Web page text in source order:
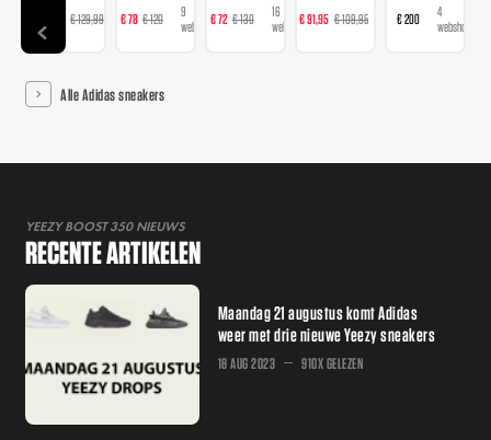
€ 129,99
14
webshops
€ 78 € 120
9
webshops€ 72 € 130
16
webshops€ 91,95 € 109,95
webshops
€ 200
4
webshops
Alle Adidas sneakers
YEEZY BOOST 350 NIEUWS
RECENTE ARTIKELEN
Maandag 21 augustus komt Adidas
weer met drie nieuwe Yeezy sneakers
18 AUG 2023 910X GELEZEN